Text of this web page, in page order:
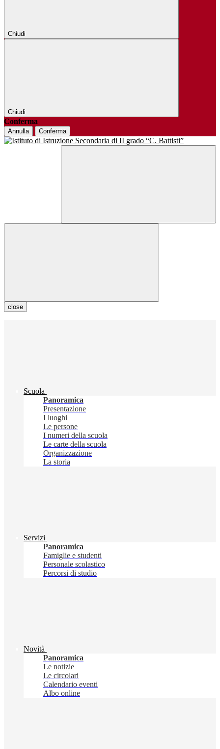
Chiudi
Chiudi
Conferma
Annulla Conferma
close
Scuola
Panoramica
Presentazione
I luoghi
Le persone
I numeri della scuola
Le carte della scuola
Organizzazione
La storia
Servizi
Panoramica
Famiglie e studenti
Personale scolastico
Percorsi di studio
Novità
Panoramica
Le notizie
Le circolari
Calendario eventi
Albo online